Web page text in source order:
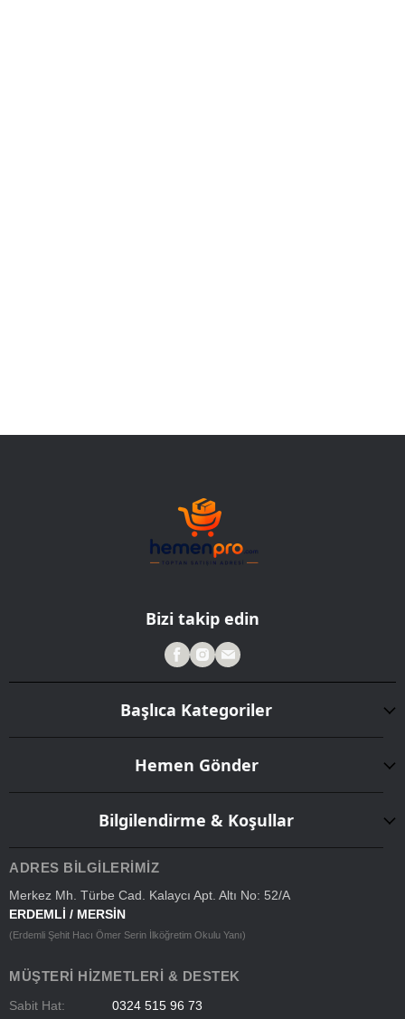
Bizi takip edin
Başlıca Kategoriler
Hemen Gönder
Bilgilendirme & Koşullar
ADRES BILGILERIMIZ
Merkez Mh. Türbe Cad. Kalaycı Apt. Altı No: 52/A
ERDEMLİ / MERSİN
(Erdemli Şehit Hacı Ömer Serin İlköğretim Okulu Yanı)
MÜŞTERI HIZMETLERI & DESTEK
Sabit Hat: 0324 515 96 73